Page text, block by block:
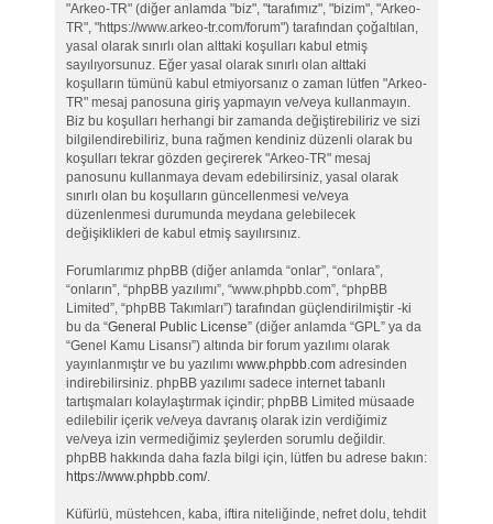
"Arkeo-TR" (diğer anlamda "biz", "tarafımız", "bizim", "Arkeo-
TR", "https://www.arkeo-tr.com/forum") tarafından çoğaltılan,
yasal olarak sınırlı olan alttaki koşulları kabul etmiş
sayılıyorsunuz. Eğer yasal olarak sınırlı olan alttaki
koşulların tümünü kabul etmiyorsanız o zaman lütfen "Arkeo-
TR" mesaj panosuna giriş yapmayın ve/veya kullanmayın.
Biz bu koşulları herhangi bir zamanda değiştirebiliriz ve sizi
bilgilendirebiliriz, buna rağmen kendiniz düzenli olarak bu
koşulları tekrar gözden geçirerek "Arkeo-TR" mesaj
panosunu kullanmaya devam edebilirsiniz, yasal olarak
sınırlı olan bu koşulların güncellenmesi ve/veya
düzenlenmesi durumunda meydana gelebilecek
değişiklikleri de kabul etmiş sayılırsınız.
Forumlarımız phpBB (diğer anlamda “onlar”, “onlara”,
“onların”, “phpBB yazılımı”, “www.phpbb.com”, “phpBB
Limited”, “phpBB Takımları”) tarafından güçlendirilmiştir -ki
bu da “General Public License” (diğer anlamda “GPL” ya da
“Genel Kamu Lisansı”) altında bir forum yazılımı olarak
yayınlanmıştır ve bu yazılımı www.phpbb.comadresinden
indirebilirsiniz. phpBB yazılımı sadece internet tabanlı
tartışmaları kolaylaştırmak içindir; phpBB Limited müsaade
edilebilir içerik ve/veya davranış olarak izin verdiğimiz
ve/veya izin vermediğimiz şeylerden sorumlu değildir.
phpBB hakkında daha fazla bilgi için, lütfen bu adrese bakın:
https://www.phpbb.com/.
Küfürlü, müstehcen, kaba, iftira niteliğinde, nefret dolu, tehdit